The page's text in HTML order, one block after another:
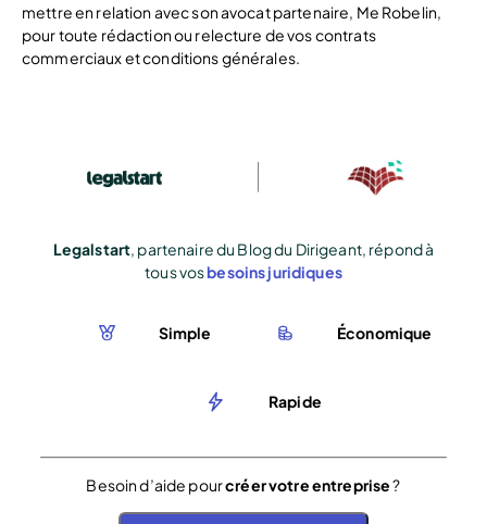
mettre en relation avec son avocat partenaire, Me Robelin,
pour toute rédaction ou relecture de vos contrats
commerciaux et conditions générales.
Legalstart, partenaire du Blog du Dirigeant, répond à
tous vosbesoins juridiques
Simple Économique
Rapide
Besoin d’aide pourcréer votre entreprise?